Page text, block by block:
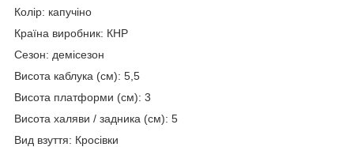
Колір: капучіно
Країна виробник: КНР
Сезон: демісезон
Висота каблука (см): 5,5
Висота платформи (см): 3
Висота халяви / задника (см): 5
Вид взуття: Кросівки